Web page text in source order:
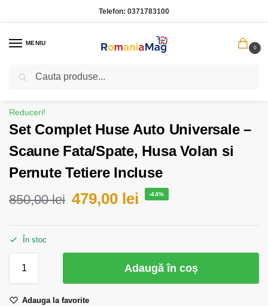
Telefon: 0371783100
MENIU
0
Prima pagină / Auto, Sport si Recreere
Reduceri!
Set Complet Huse Auto Universale –
Scaune Fata/Spate, Husa Volan si
Pernute Tetiere Incluse
850,00lei 479,00 lei -44%
În stoc
Adaugă în coș
Adauga la favorite